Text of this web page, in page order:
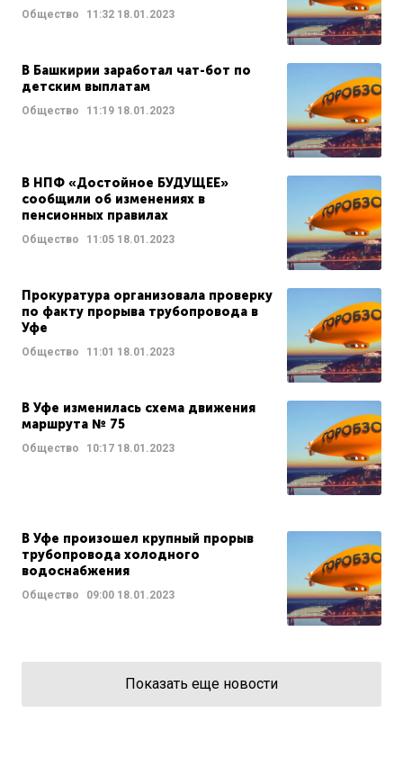
Общество 11:32 18.01.2023
В Башкирии заработал чат-бот по
детским выплатам
Общество 11:19 18.01.2023
В НПФ «Достойное БУДУЩЕЕ»
сообщили об изменениях в
пенсионных правилах
Общество 11:05 18.01.2023
Прокуратура организовала проверку
по факту прорыва трубопровода в
Уфе
Общество 11:01 18.01.2023
В Уфе изменилась схема движения
маршрута № 75
Общество 10:17 18.01.2023
В Уфе произошел крупный прорыв
трубопровода холодного
водоснабжения
Общество 09:00 18.01.2023
Показать еще новости